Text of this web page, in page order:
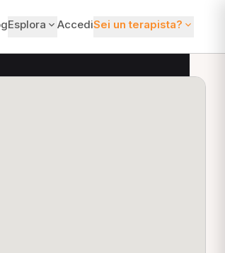
Esplora AccediSei un terapista?